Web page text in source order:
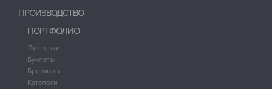
ПРОИЗВОДСТВО
ПОРТФОЛИО
Листовки
Буклеты
Брошюры
Каталоги